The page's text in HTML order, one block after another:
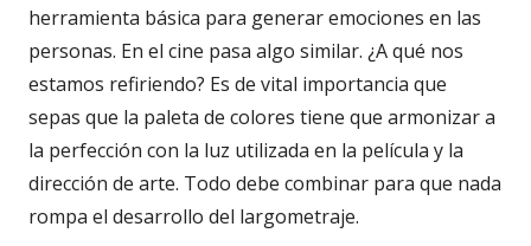
herramienta básica para generar emociones en las
personas. En el cine pasa algo similar. ¿A qué nos
estamos refiriendo? Es de vital importancia que
sepas que la paleta de colores tiene que armonizar a
la perfección con la luz utilizada en la película y la
dirección de arte. Todo debe combinar para que nada
rompa el desarrollo del largometraje.